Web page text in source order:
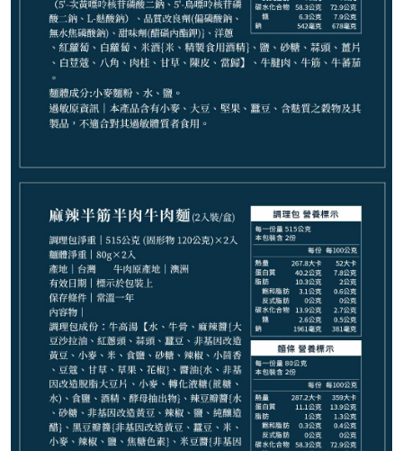
清燉牛肉麵*1 − +
清燉半筋半肉麵*1 − +
番茄牛肉麵*1 − +
番茄半筋半肉麵*1 − +
番茄排骨麵*1 − +
紅燒排骨麵*1 − +